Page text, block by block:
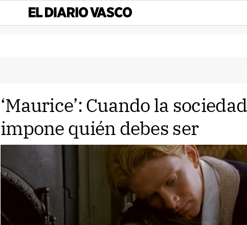
‘Maurice’: Cuando la
impone quién debes ser